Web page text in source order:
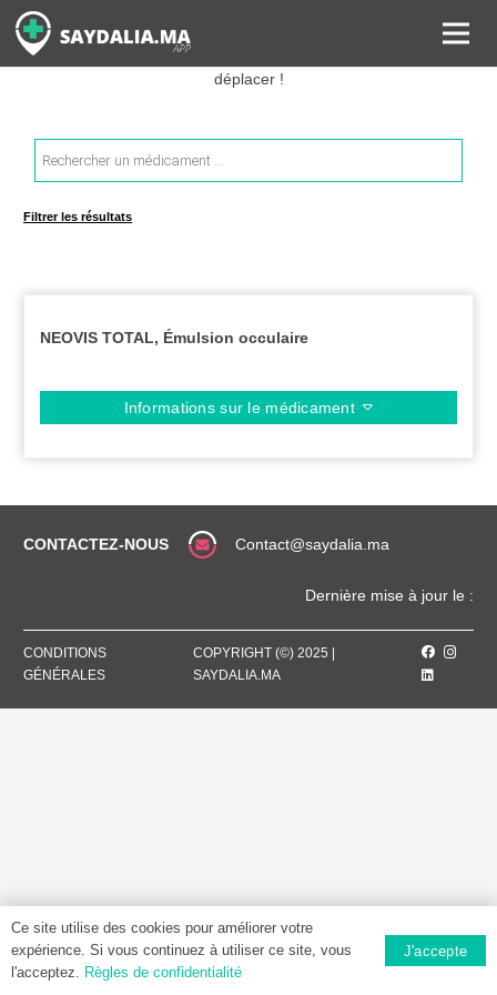
Rechercher les informations sur vos médicaments, leurs prix et
estimer ainsi le coût total de votre ordonnance, sans vous
déplacer !
Recherche
de
produits
Filtrer les résultats
NEOVIS TOTAL, Émulsion occulaire
Informations sur le médicament
CONTACTEZ-NOUS Contact@saydalia.ma
Dernière mise à jour le :
CONDITIONS
GÉNÉRALES
COPYRIGHT (©) 2025 |
SAYDALIA.MA
Ce site utilise des cookies pour améliorer votre
expérience. Si vous continuez à utiliser ce site, vous
l'acceptez. Règles de confidentialité
J'accepte